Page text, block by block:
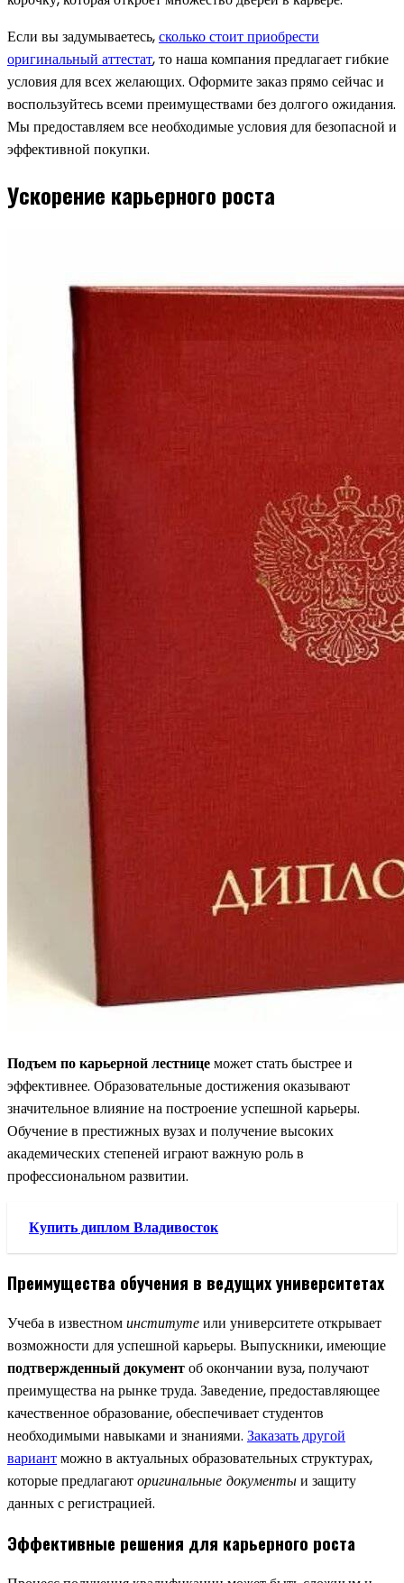
Если вы задумываетесь,сколько стоит приобрести
оригинальный аттестат, то наша компания предлагает гибкие
условия для всех желающих. Оформите заказ прямо сейчас и
воспользуйтесь всеми преимуществами без долгого ожидания.
Мы предоставляем все необходимые условия для безопасной и
эффективной покупки.
Ускорение карьерного роста
Подъем по карьерной лестницеможет стать быстрее и
эффективнее. Образовательные достижения оказывают
значительное влияние на построение успешной карьеры.
Обучение в престижных вузах и получение высоких
академических степеней играют важную роль в
профессиональном развитии.
Купить диплом Владивосток
Преимущества обучения в ведущих университетах
Учеба в известноминститутеили университете открывает
возможности для успешной карьеры. Выпускники, имеющие
подтвержденный документоб окончании вуза, получают
преимущества на рынке труда. Заведение, предоставляющее
качественное образование, обеспечивает студентов
необходимыми навыками и знаниями. Заказать другой
вариантможно в актуальных образовательных структурах,
которые предлагаюторигинальные документыи защиту
данных с регистрацией.
Эффективные решения для карьерного роста